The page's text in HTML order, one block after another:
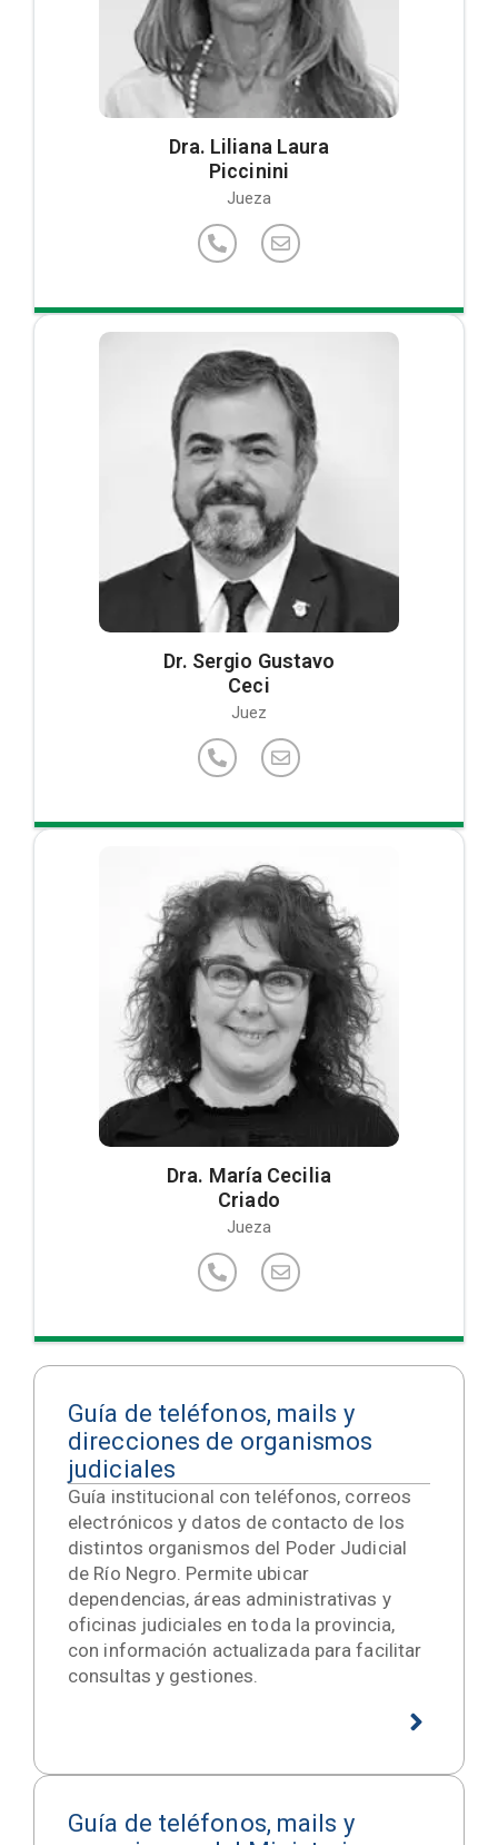
Dra. Liliana Laura
Piccinini
Jueza
Dr. Sergio Gustavo
Ceci
Juez
Dra. María Cecilia
Criado
Jueza
Guía de teléfonos, mails y
direcciones de organismos
judiciales
Guía institucional con teléfonos, correos
electrónicos y datos de contacto de los
distintos organismos del Poder Judicial
de Río Negro. Permite ubicar
dependencias, áreas administrativas y
oficinas judiciales en toda la provincia,
con información actualizada para facilitar
consultas y gestiones.
Guía de teléfonos, mails y